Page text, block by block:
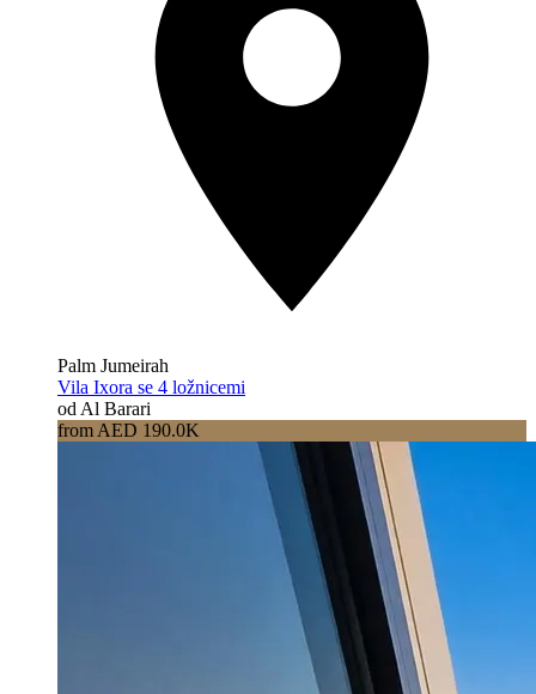
Palm Jumeirah
Vila Ixora se 4 ložnicemi
od Al Barari
from AED 190.0K